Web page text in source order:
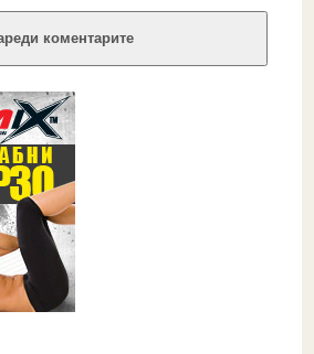
коментарите